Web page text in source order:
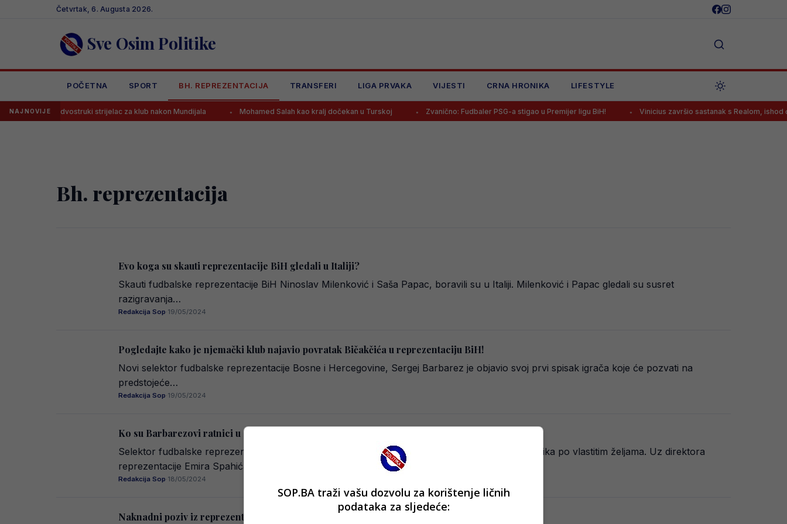
Četvrtak, 6. Augusta 2026.
Sve Osim Politike
POČETNA SPORT BH. REPREZENTACIJA TRANSFERI LIGA PRVAKA VIJESTI CRNA HRONIKA LIFESTYLE
NAJNOVIJE
Messi dvostruki strijelac za klub nakon Mundijala Mohamed Salah kao kralj dočekan u Turskoj Zvanično: Fudbaler PSG-a stigao u Premijer ligu BiH! Vinicius završio sastanak s Realom, ishod će
Bh. reprezentacija
Evo koga su skauti reprezentacije BiH gledali u Italiji?
Skauti fudbalske reprezentacije BiH Ninoslav Milenković i Saša Papac, boravili su u Italiji. Milenković i Papac gledali su susret
razigravanja…
Redakcija Sop·19/05/2024
Pogledajte kako je njemački klub najavio povratak Bičakčića u reprezentaciju BiH!
Novi selektor fudbalske reprezentacije Bosne i Hercegovine, Sergej Barbarez je objavio svoj prvi spisak igrača koje će pozvati na
predstojeće…
Redakcija Sop·19/05/2024
Ko su Barbarezovi ratnici u stručnom štabu? Sve fajter do fajtera…
Selektor fudbalske reprezentacije Bosne i Hercegovine, Sergej Barbarez, sastavio je tim saradnika po vlastitim željama. Uz direktora
reprezentacije Emira Spahića,…
Redakcija Sop·18/05/2024
Naknadni poziv iz reprezentacije Bosne i Hercegovine stigao na adresu Veleža!
SOP.BA traži vašu dozvolu za korištenje ličnih
podataka za sljedeće: